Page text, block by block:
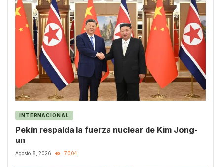
INTERNACIONAL
Pekín respalda la fuerza nuclear de Kim Jong-
un
Agosto 8, 2026 7004